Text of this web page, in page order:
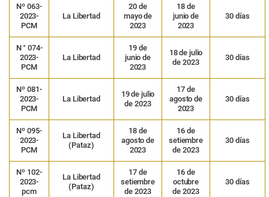
Nº 063-
2023-
PCM
La Libertad
20 de
mayo de
2023
18 de
junio de
2023
30 días
N ° 074-
2023-
PCM
La Libertad
19 de
junio de
2023
18 de julio
de 2023
30 días
Nº 081-
2023-
PCM
La Libertad
19 de julio
de 2023
17 de
agosto de
2023
30 días
Nº 095-
2023-
PCM
La Libertad
(Pataz)
18 de
agosto de
2023
16 de
setiembre
de 2023
30 días
Nº 102-
2023-
pcm
La Libertad
(Pataz)
17 de
setiembre
de 2023
16 de
octubre
de 2023
30 días